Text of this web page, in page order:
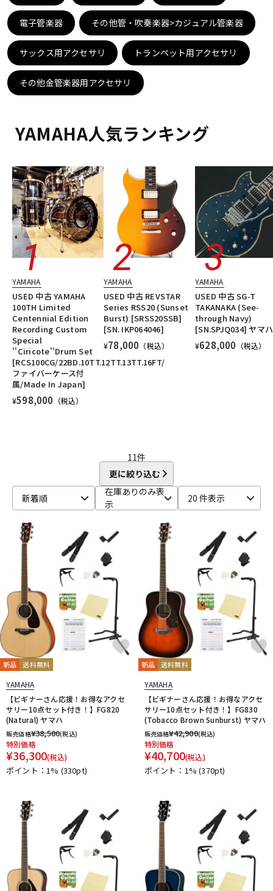
中古 ヴィンテージ
電子管楽器 その他管・吹奏楽器>カジュアル管楽器
サックス用アクセサリ トランペット用アクセサリ
その他金管楽器用アクセサリ
YAMAHA人気ランキング
YAMAHA
USED 中古 YAMAHA
100TH Limited
Centennial Edition
Recording Custom
Special
''Ciricote''Drum Set
[RCS100CG/22BD.10TT.12TT.13TT.16FT/
ファイバーケース付
属/Made In Japan]
¥598,000 （税込）
YAMAHA
USED 中古 REVSTAR
Series RSS20 (Sunset
Burst) [SRSS20SSB]
[SN. IKP064046]
¥78,000 （税込）
YAMAHA
USED 中古 SG-T
TAKANAKA (See-
through Navy)
[SN.SPJQ034] ヤマハ
¥628,000 （税込）
11件
更に絞り込む
新着順
在庫ありのみ表
示
20 件表示
新品 送料無料
YAMAHA
【ビギナーさん応援！お得なアクセ
サリー10点セット付き！】FG820
(Natural) ヤマハ
販売価格¥38,500(税込)
特別価格
¥36,300(税込)
ポイント：1% (330pt)
新品 送料無料
YAMAHA
【ビギナーさん応援！お得なアクセ
サリー10点セット付き！】FG830
(Tobacco Brown Sunburst) ヤマハ
販売価格¥42,900(税込)
特別価格
¥40,700(税込)
ポイント：1%(370pt)